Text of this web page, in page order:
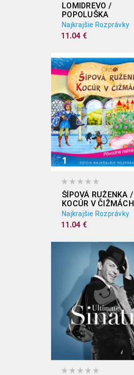
LOMIDREVO /
POPOLUŠKA
Najkrajšie Rozprávky
11.04 €
ŠÍPOVÁ RUŽENKA /
KOCÚR V ČIŽMÁCH
Najkrajšie Rozprávky
11.04 €